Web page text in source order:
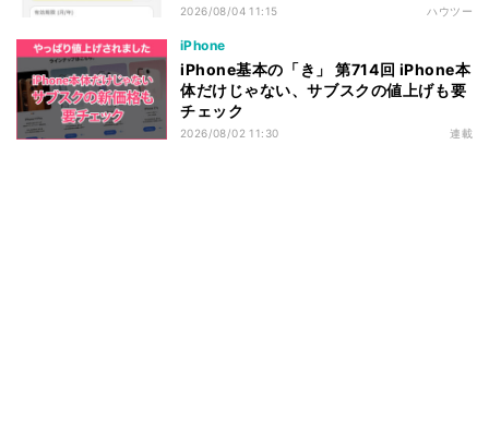
2026/08/04 11:15 ハウツー
iPhone
iPhone基本の「き」 第714回 iPhone本
体だけじゃない、サブスクの値上げも要
チェック
2026/08/02 11:30 連載